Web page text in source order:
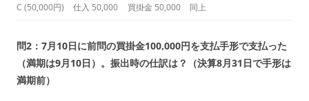
C (50,000円) 仕入 50,000 買掛金 50,000 同上
問2：7月10日に前問の買掛金100,000円を支払手形で支払った
（満期は9月10日）。振出時の仕訳は？（決算8月31日で手形は
満期前）